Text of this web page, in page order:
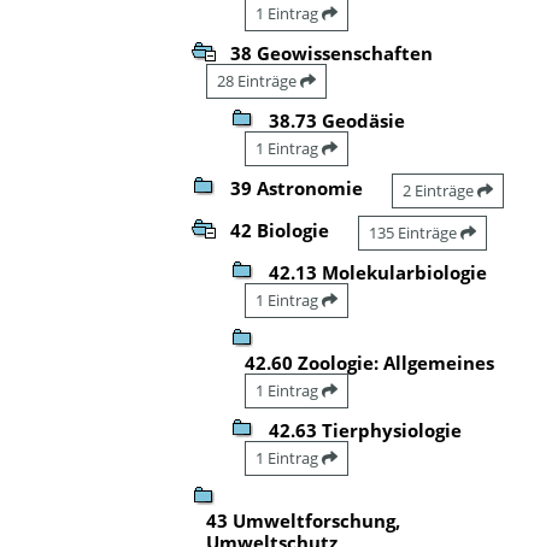
1 Eintrag
38 Geowissenschaften
28 Einträge
38.73 Geodäsie
1 Eintrag
39 Astronomie 2 Einträge
42 Biologie 135 Einträge
42.13 Molekularbiologie
1 Eintrag
42.60 Zoologie: Allgemeines
1 Eintrag
42.63 Tierphysiologie
1 Eintrag
43 Umweltforschung,
Umweltschutz